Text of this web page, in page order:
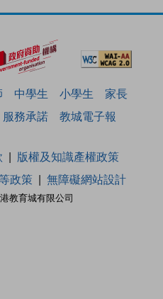
中學生 小學生
家長
服務承諾 教城電子報
教育城有限公司
版權及知識產權政策
政策 無障礙網站設計